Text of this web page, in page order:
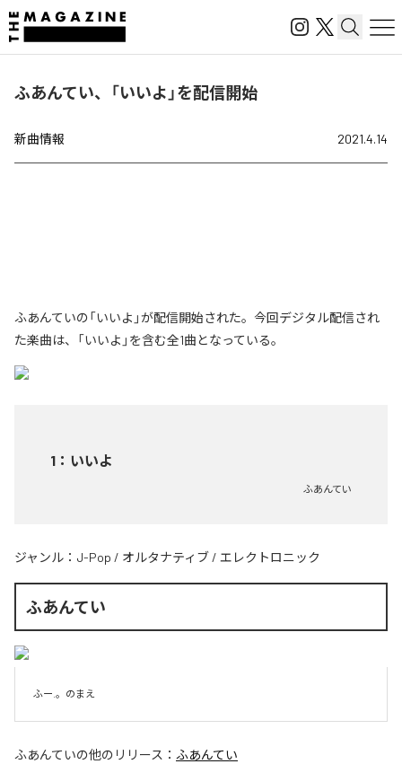
ふあんてい、「いいよ」を配信開始
新曲情報 2021.4.14
ふあんていの「いいよ」が配信開始された。今回デジタル配信され
た楽曲は、「いいよ」を含む全1曲となっている。
1 ： いいよ
ふあんてい
ジャンル： J-Pop / オルタナティブ / エレクトロニック
ふあんてい
ふー.。のまえ
ふあんていの他のリリース： ふあんてい